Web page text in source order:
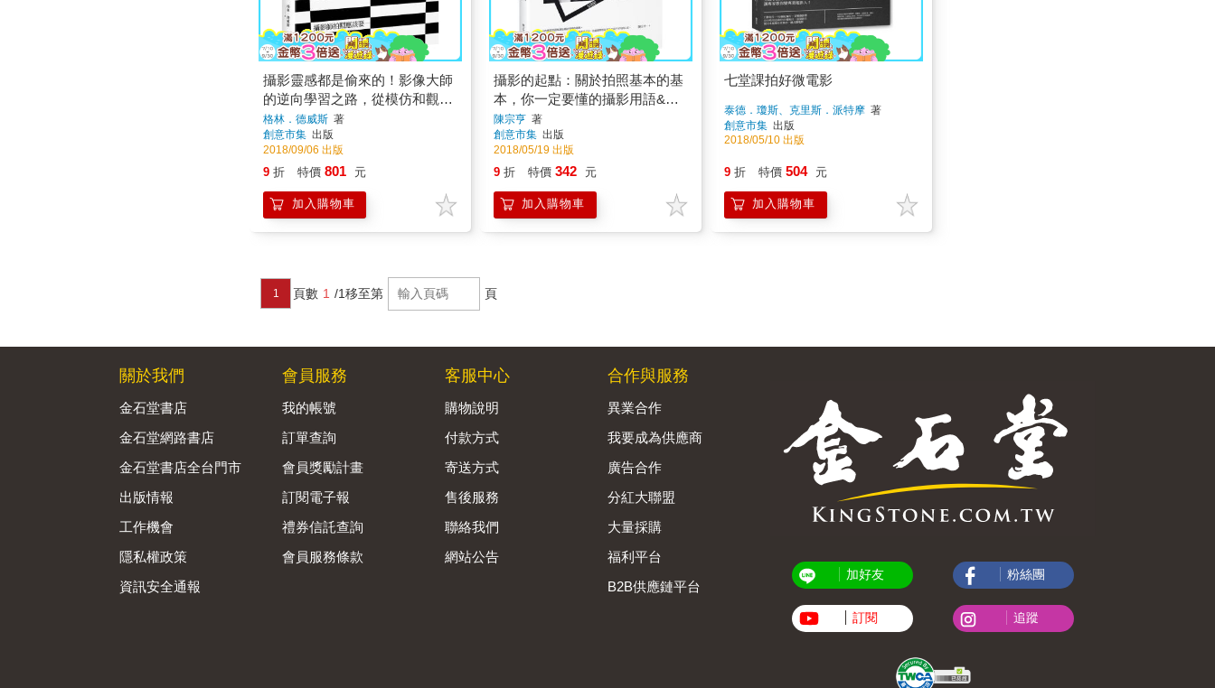
攝影靈感都是偷來的！影像大師
的逆向學習之路，從模仿和觀察
啟發偉大作品
格林．德威斯 著
創意市集 出版
2018/09/06 出版
9 折 特價 801 元
加入購物車
攝影的起點：關於拍照基本的基
本，你一定要懂的攝影用語&關
鍵知識
陳宗亨著
創意市集 出版
2018/05/19 出版
9 折 特價 342 元
加入購物車
七堂課拍好微電影
泰德．瓊斯、克里斯．派特摩著
創意市集 出版
2018/05/10 出版
9 折 特價 504 元
加入購物車
1 頁數 1 /1移至第 頁
關於我們
金石堂書店
金石堂網路書店
金石堂書店全台門市
出版情報
工作機會
隱私權政策
資訊安全通報
會員服務
我的帳號
訂單查詢
會員獎勵計畫
訂閱電子報
禮券信託查詢
會員服務條款
客服中心
購物說明
付款方式
寄送方式
售後服務
聯絡我們
網站公告
合作與服務
異業合作
我要成為供應商
廣告合作
分紅大聯盟
大量採購
福利平台
B2B供應鏈平台
加好友
訂閱
粉絲團
追蹤